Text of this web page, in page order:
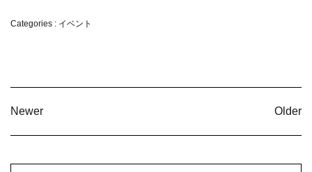
Categories : イベント
Newer Older